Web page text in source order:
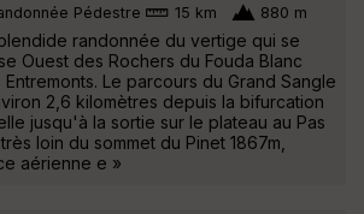
Pédestre 15 km 880 m
randonnée du vertige qui se
Ouest des Rochers du Fouda Blanc
Le parcours du Grand Sangle
2,6 kilomètres depuis la bifurcation
jusqu'à la sortie sur le plateau au Pas
loin du sommet du Pinet 1867m,
aérienne e »